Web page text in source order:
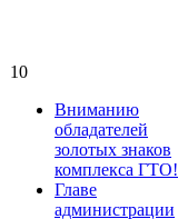
10
Вниманию
обладателей
золотых знаков
комплекса ГТО!
Главе
администрации